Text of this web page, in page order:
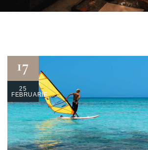
17
25
FEBRUARIE